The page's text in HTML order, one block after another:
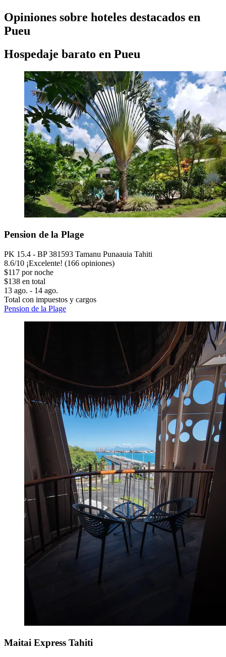
Opiniones sobre hoteles destacados en
Pueu
Hospedaje barato en Pueu
Pension de la Plage
PK 15.4 - BP 381593 Tamanu Punaauia Tahiti
8.6/10 ¡Excelente! (166 opiniones)
$117 por noche
$138 en total
13 ago. - 14 ago.
Total con impuestos y cargos
Pension de la Plage
Maitai Express Tahiti